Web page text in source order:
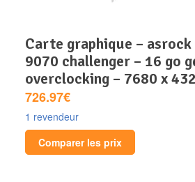
carte graphique – asrock – radeon rx
9070 challenger – 16 go
overclocking – 7680 x
726.97€
1 revendeur
Comparer les prix